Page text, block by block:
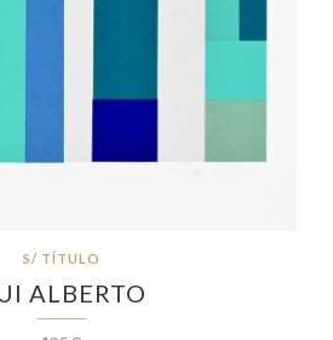
S/ TÍTULO
ALBERTO